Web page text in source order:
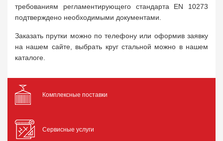
требованиям регламентирующего стандарта EN 10273
подтверждено необходимыми документами.
Заказать прутки можно по телефону или оформив заявку
на нашем сайте, выбрать круг стальной можно в нашем
каталоге.
Комплексные поставки
Сервисные услуги